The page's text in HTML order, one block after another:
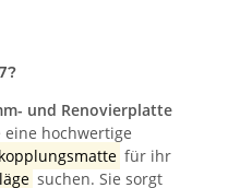
und Renovierplatte
hochwertige
für ihr
suchen. Sie sorgt